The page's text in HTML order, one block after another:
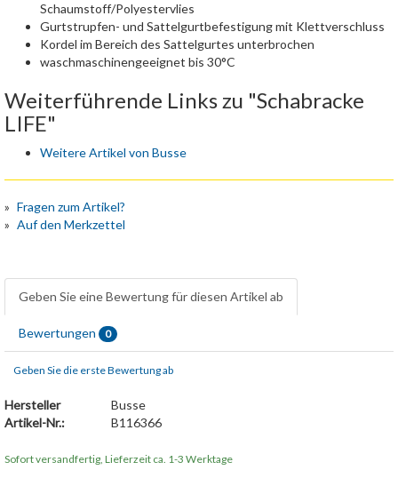
Schaumstoff/Polyestervlies
Gurtstrupfen- und Sattelgurtbefestigung mit Klettverschluss
Kordel im Bereich des Sattelgurtes unterbrochen
waschmaschinengeeignet bis 30°C
Weiterführende Links zu "Schabracke
LIFE"
Weitere Artikel von Busse
Fragen zum Artikel?
Auf den Merkzettel
Geben Sie eine Bewertung für diesen Artikel ab
Bewertungen 0
Geben Sie die erste Bewertung ab
Hersteller
Busse
Artikel-Nr.:
B116366
Sofort versandfertig, Lieferzeit ca. 1-3 Werktage